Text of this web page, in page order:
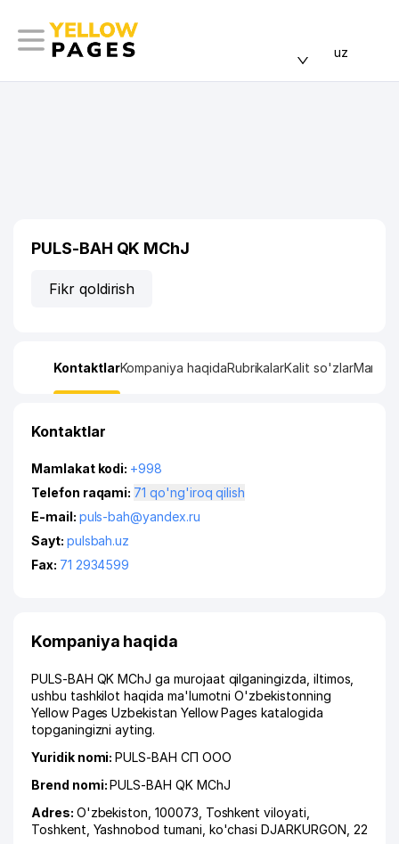
uz
PULS-BAH QK MChJ
Fikr qoldirish
KontaktlarKompaniya haqidaRubrikalarKalit so'zlarManzil
Kontaktlar
Mamlakat kodi: +998
Telefon raqami:
71 qo'ng'iroq qilish
E-mail: puls-bah@yandex.ru
Sayt: pulsbah.uz
Fax: 71 2934599
Kompaniya haqida
PULS-BAH QK MChJ ga murojaat qilganingizda, iltimos,
ushbu tashkilot haqida ma'lumotni O'zbekistonning
Yellow Pages Uzbekistan Yellow Pages katalogida
topganingizni ayting.
Yuridik nomi:PULS-BAH СП ООО
Brend nomi:PULS-BAH QK MChJ
Adres: O'zbekiston, 100073, Toshkent viloyati
Toshkent Yashnobod tumani ko'chasi DJARKURGON , 22